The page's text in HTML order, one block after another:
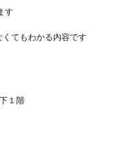
す
てもわかる内容です
１階